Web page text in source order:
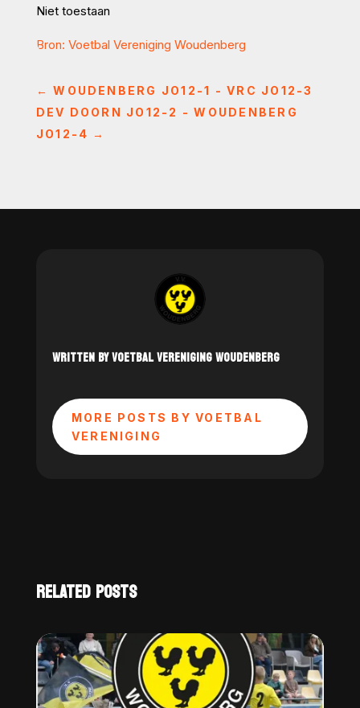
Niet toestaan
Bron: Voetbal Vereniging Woudenberg
←WOUDENBERG JO12-1 - VRC JO12-3
DEV DOORN JO12-2 - WOUDENBERG
JO12-4 →
WRITTEN BY VOETBAL VERENIGING WOUDENBERG
MORE POSTS BY VOETBAL
VERENIGING
RELATED POSTS